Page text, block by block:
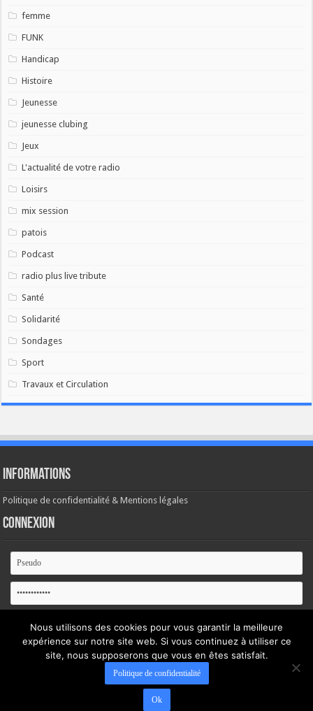
femme
FUNK
Handicap
Histoire
Jeunesse
jeunesse clubing
Jeux
L'actualité de votre radio
Loisirs
mix session
patois
Podcast
radio plus live tribute
Santé
Solidarité
Sondages
Sport
Travaux et Circulation
Informations
Politique de confidentialité & Mentions légales
Connexion
Se souvenir de moi
Mot de passe oublié ?
Nous utilisons des cookies pour vous garantir la meilleure
expérience sur notre site web. Si vous continuez à utiliser ce
site, nous supposerons que vous en êtes satisfait.
Politique de confidentialité
Ok